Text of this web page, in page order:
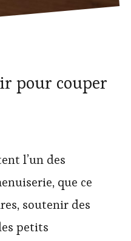
pour couper
l’un des
que ce
soutenir des
petits